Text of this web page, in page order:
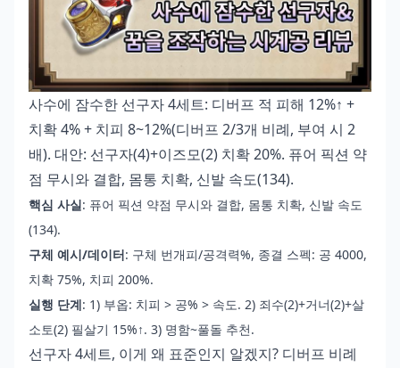
사수에 잠수한 선구자 4세트: 디버프 적 피해 12%↑ +
치확 4% + 치피 8~12%(디버프 2/3개 비례, 부여 시 2
배). 대안: 선구자(4)+이즈모(2) 치확 20%. 퓨어 픽션 약
점 무시와 결합, 몸통 치확, 신발 속도(134).
핵심 사실: 퓨어 픽션 약점 무시와 결합, 몸통 치확, 신발 속도
(134).
구체 예시/데이터: 구체 번개피/공격력%, 종결 스펙: 공 4000,
치확 75%, 치피 200%.
실행 단계: 1) 부옵: 치피 > 공% > 속도. 2) 죄수(2)+거너(2)+살
소토(2) 필살기 15%↑. 3) 명함~풀돌 추천.
선구자 4세트, 이게 왜 표준인지 알겠지? 디버프 비례